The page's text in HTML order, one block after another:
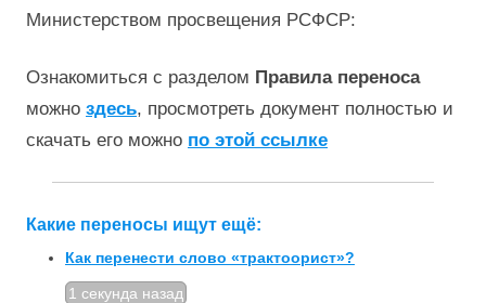
Министерством просвещения РСФСР:
Ознакомиться с разделом Правила переноса
можно здесь, просмотреть документ полностью и
скачать его можно по этой ссылке
Какие переносы ищут ещё:
Как перенести слово «трактоорист»?
1 секунда назад